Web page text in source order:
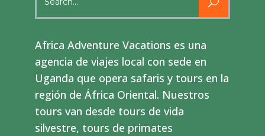
for:
Africa Adventure Vacations es una
agencia de viajes local con sede en
Uganda que opera safaris y tours en la
región de África Oriental. Nuestros
tours van desde tours de vida
silvestre, tours de primates